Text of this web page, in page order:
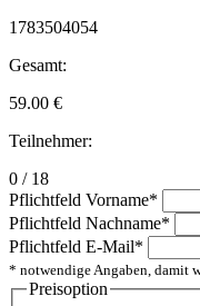
1783504054
Gesamt:
59.00 €
Teilnehmer:
0 / 18
Pflichtfeld Vorname*
Pflichtfeld Nachname*
Pflichtfeld E-Mail*
* notwendige Angaben, damit
Preisoption